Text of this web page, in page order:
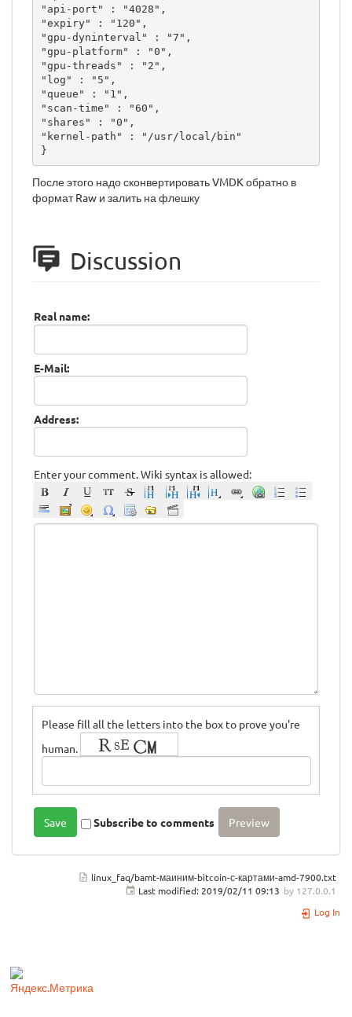
"api-port" : "4028",
"expiry" : "120",
"gpu-dyninterval" : "7",
"gpu-platform" : "0",
"gpu-threads" : "2",
"log" : "5",
"queue" : "1",
"scan-time" : "60",
"shares" : "0",
"kernel-path" : "/usr/local/bin"
}
После этого надо сконвертировать VMDK обратно в
формат Raw и залить на флешку
Discussion
Real name:
E-Mail:
Address:
Enter your comment. Wiki syntax is allowed:
Please fill all the letters into the box to prove you're
human.
Subscribe to comments
linux_faq/bamt-маиним-bitcoin-с-картами-amd-7900.txt
Last modified:2019/02/11 09:13 by 127.0.0.1
Log In